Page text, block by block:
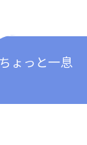
ちょっと一息